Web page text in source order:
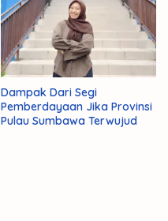
Dampak Dari Segi
Pemberdayaan Jika Provinsi
Pulau Sumbawa Terwujud